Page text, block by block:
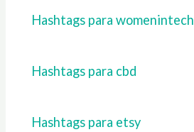
Hashtags para womenintech
Hashtags para cbd
Hashtags para etsy